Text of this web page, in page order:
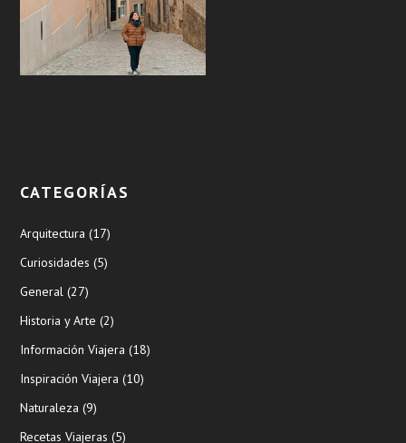
CATEGORÍAS
Arquitectura (17)
Curiosidades (5)
General (27)
Historia y Arte (2)
Información Viajera (18)
Inspiración Viajera (10)
Naturaleza (9)
Recetas Viajeras (5)